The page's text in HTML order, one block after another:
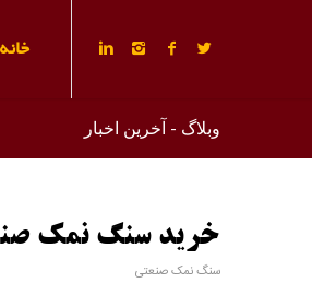
خانه
وبلاگ - آخرین اخبار
خرید سنگ نمک
سنگ نمک صنعتی